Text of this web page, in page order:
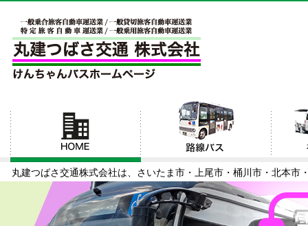
丸建つばさ交通株式会社は、さいたま市・上尾市・桶川市・北本